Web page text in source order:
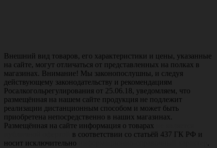
Внешний вид товаров, его характеристики и цены, указанные
на сайте, могут отличаться от представленных на полках в
магазинах. Внимание! Мы законопослушны, и следуя
действующему законодательству и рекомендациям
Росалкогольрегулирования от 25.06.18, уведомляем, что
размещённая на нашем сайте продукция не подлежит
реализации дистанционным способом и может быть
приобретена непосредственно в наших магазинах.
Размещённая на сайте информация о товарах
в соответствии со статьёй 437 ГК РФ и
носит исключительно
.